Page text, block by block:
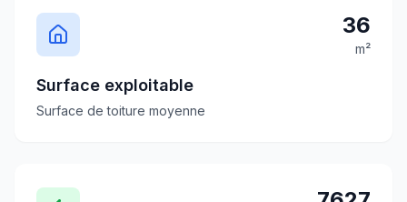
36
m²
Surface exploitable
Surface de toiture moyenne